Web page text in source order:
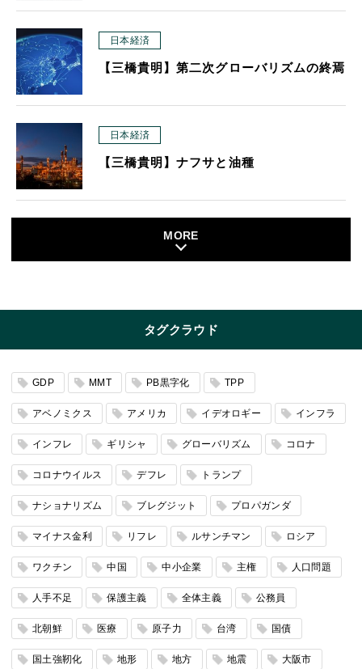
日本経済
【三橋貴明】第二次グローバリズムの終焉
日本経済
【三橋貴明】ナフサと油種
MORE
タグクラウド
GDP MMT PB黒字化 TPP
アベノミクス アメリカ イデオロギー インフラ
インフレ ギリシャ グローバリズム コロナ
コロナウイルス デフレ トランプ
ナショナリズム ブレグジット プロパガンダ
マイナス金利 リフレ ルサンチマン ロシア
ワクチン 中国 中小企業 主権 人口問題
人手不足 保護主義 全体主義 公務員
北朝鮮 医療 原子力 台湾 国債
国土強靭化 地形 地方 地震 大阪市